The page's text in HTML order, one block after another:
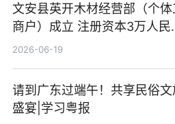
文安县英开木材经营部（个体
商户）成立 注册资本3万人民
新要闻
2026-06-19
请到广东过端午！共享民俗文
盛宴|学习粤报